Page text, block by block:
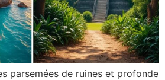
parsemées de ruines et profonde